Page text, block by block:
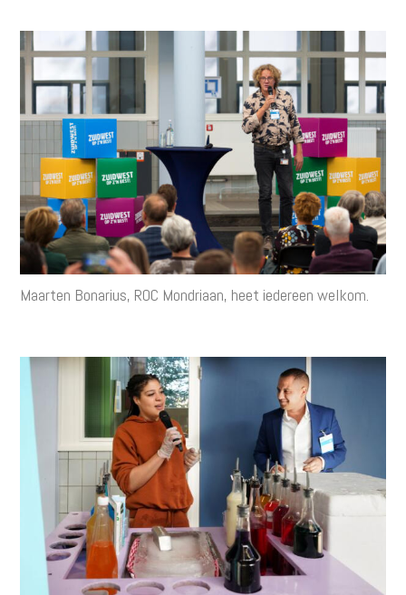
Maarten Bonarius, ROC Mondriaan, heet iedereen welkom.